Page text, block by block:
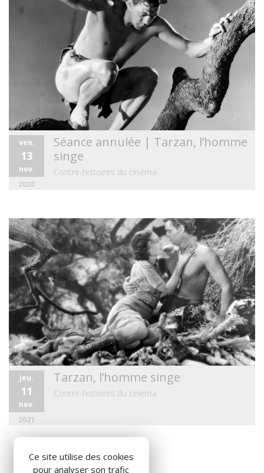
ven.
13
nov.
2020
Séance annulée | Tarzan, l’homme
singe
Contre-histoires du cinéma
jeu.
11
nov.
2021
Tarzan, l’homme singe
Contre-histoires du cinéma
Ce site utilise des cookies
pour analyser son trafic